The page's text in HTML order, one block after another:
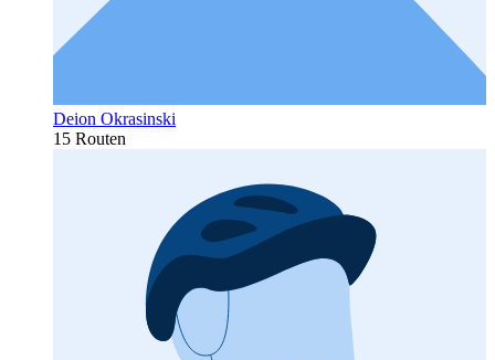
Deion Okrasinski
15 Routen